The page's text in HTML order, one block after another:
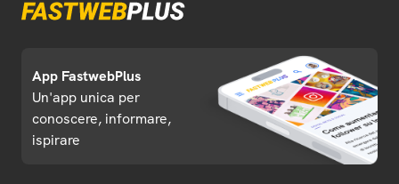
App FastwebPlus
Un'app unica per
conoscere, informare,
ispirare